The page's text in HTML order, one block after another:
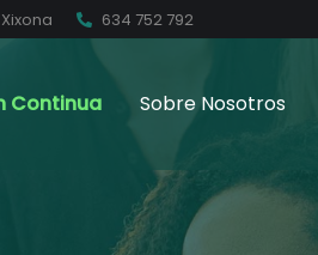
634 752 792
Continua Sobre Nosotros